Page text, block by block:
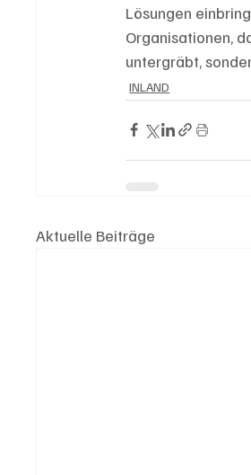
Lösungen
Organisationen,
untergräbt,
INLAND
Aktuelle Beiträge